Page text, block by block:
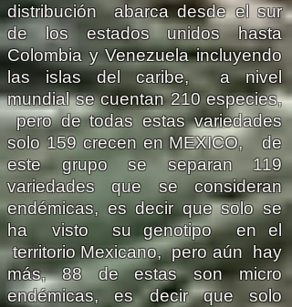
distribución abarca desde el sur
de los estados unidos hasta
Colombia y Venezuela incluyendo
las islas del caribe, a nivel
mundial se cuentan 210 especies,
pero de todas estas variedades
solo 159 crecen en MEXICO, de
este grupo se separan 119
variedades que se consideran
endémicas, es decir que solo se
ha visto su genotipo en el
territorio Mexicano, pero aún hay
más, 88 de estas son micro
endémicas, es decir que solo